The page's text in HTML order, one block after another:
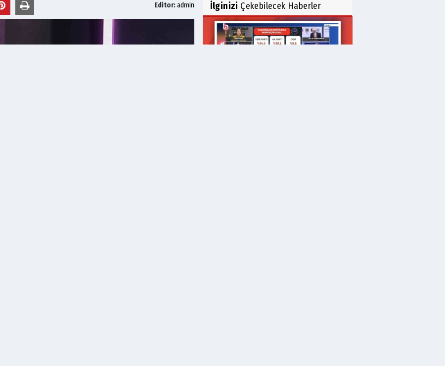
Editor:admin İlginizi Çekebilecek Haberler